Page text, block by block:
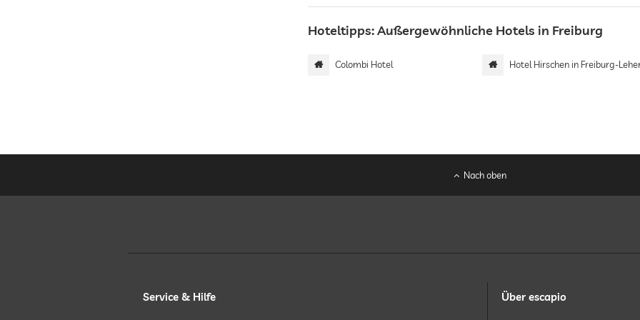
Hoteltipps: Außergewöhnliche Hotels in Freiburg
Colombi Hotel Hotel Hirschen in Freiburg-
Nach oben
Service & Hilfe Über escapio